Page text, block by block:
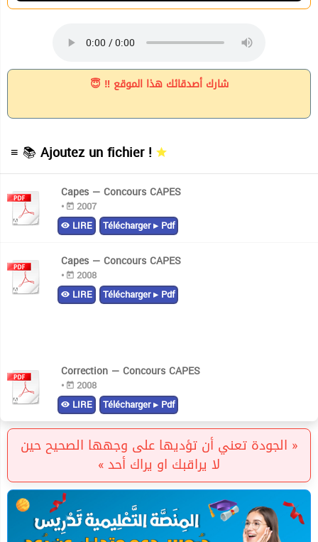
شارك أصدقائك هذا الموقع ‼ 😇
≡ 📚 Ajoutez un fichier !
Capes — Concours CAPES
•
2007
LIRE Télécharger ▸ Pdf
Capes — Concours CAPES
•
2008
LIRE Télécharger ▸ Pdf
Correction — Concours CAPES
•
2008
LIRE Télécharger ▸ Pdf
« الجودة تعني أن تؤديها على وجهها الصحيح حين
لا يراقبك او يراك أحد »